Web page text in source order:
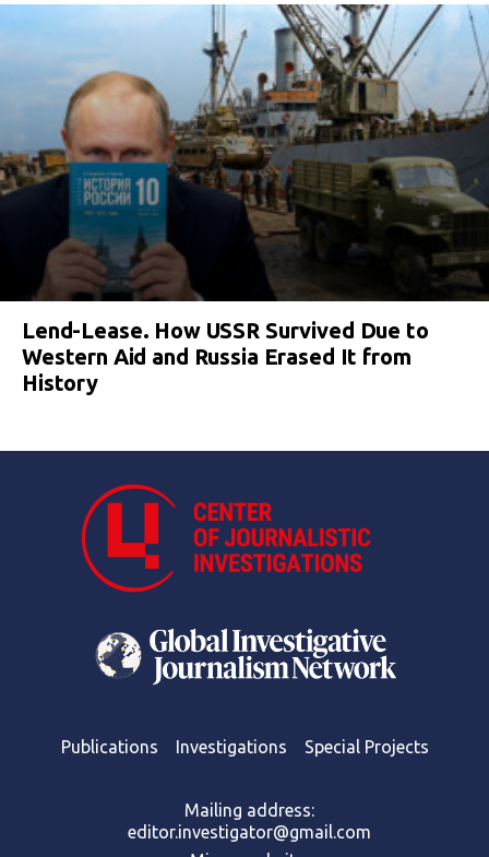
Lend-Lease. How USSR Survived Due to
Western Aid and Russia Erased It from
History
Publications Investigations Special Projects
Mailing address:
editor.investigator@gmail.com